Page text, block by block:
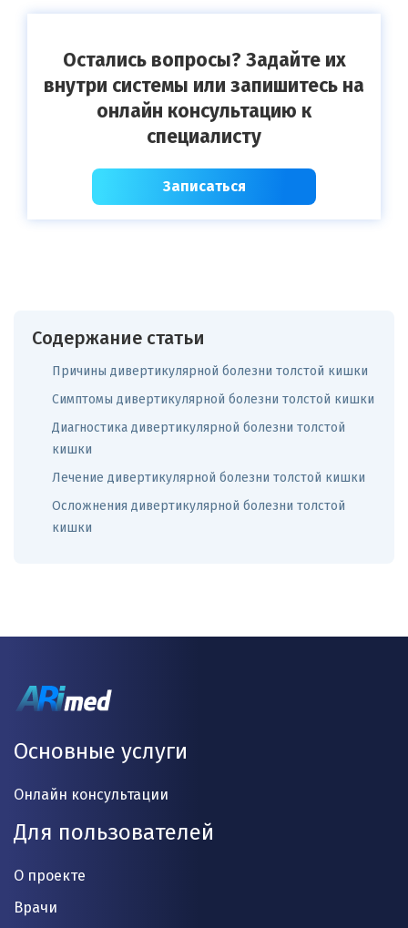
Остались вопросы? Задайте их
внутри системы или запишитесь на
онлайн консультацию к
специалисту
Записаться
Содержание статьи
Причины дивертикулярной болезни толстой кишки
Симптомы дивертикулярной болезни толстой кишки
Диагностика дивертикулярной болезни толстой
кишки
Лечение дивертикулярной болезни толстой кишки
Осложнения дивертикулярной болезни толстой
кишки
Основные услуги
Онлайн консультации
Для пользователей
О проекте
Врачи